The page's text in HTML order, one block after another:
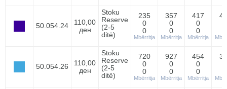
50.054.24
110,00
ден
Stoku
Reserve
(2-5
ditë)
235
0
0
Mbërritja
357
0
0
Mbërritja
417
0
0
Mbërritja
50.054.26
110,00
ден
Stoku
Reserve
(2-5
ditë)
720
0
0
Mbërritja
927
0
0
Mbërritja
454
0
0
Mbërritja